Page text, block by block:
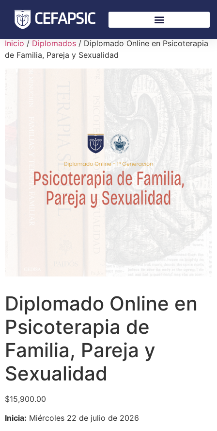
Inicio / Diplomados / Diplomado Online en Psicoterapia
de Familia, Pareja y Sexualidad
Diplomado Online en
Psicoterapia de
Familia, Pareja y
Sexualidad
$15,900.00
Inicia: Miércoles 22 de julio de 2026